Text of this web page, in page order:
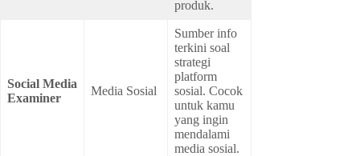
produk.
Social Media
Examiner
Media Sosial
Sumber info
terkini soal
strategi
platform
sosial. Cocok
untuk kamu
yang ingin
mendalami
media sosial.